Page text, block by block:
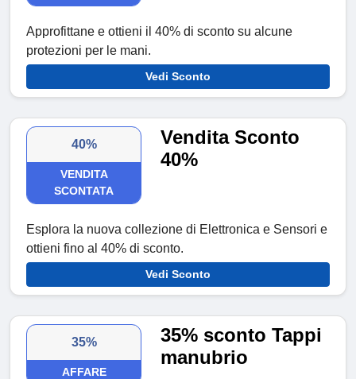
Approfittane e ottieni il 40% di sconto su alcune
protezioni per le mani.
Vedi Sconto
40%
VENDITA
SCONTATA
Vendita Sconto
40%
Esplora la nuova collezione di Elettronica e Sensori e
ottieni fino al 40% di sconto.
Vedi Sconto
35%
AFFARE
35% sconto Tappi
manubrio